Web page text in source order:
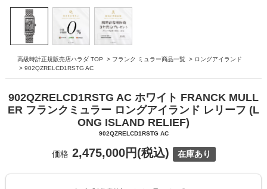
高級時計正規販売店ハラダ TOP > フランク ミュラー商品一覧 > ロングアイランド
> 902QZRELCD1RSTG AC
902QZRELCD1RSTG AC ホワイト FRANCK MULL
ER フランクミュラー ロングアイランド レリーフ (L
ONG ISLAND RELIEF)
902QZRELCD1RSTG AC
価格2,475,000円(税込) 在庫あり